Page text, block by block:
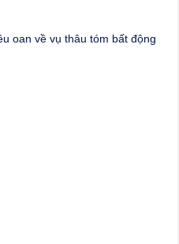
oan về vụ thâu tóm bất động